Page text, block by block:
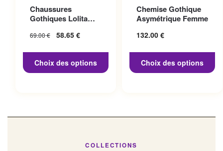
Chaussures
Gothiques Lolita
69.00€
Le prix initial
58.65 €
58.65 €.
Choix des options
variations. Les options
peuvent être choisies sur la
page du produit
Chemise Gothique
Asymétrique Femme
132.00 €
Choix des options
variations. Les options
peuvent être choisies sur la
page du produit
COLLECTIONS